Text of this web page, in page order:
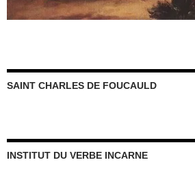
SAINT CHARLES DE FOUCAULD
INSTITUT DU VERBE INCARNE